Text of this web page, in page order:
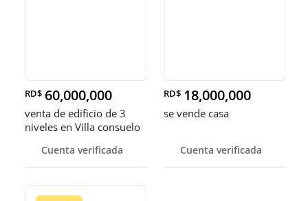
RD$ 60,000,000
venta de edificio de 3
niveles en Villa consuelo
Domingo
Cuenta verificada
RD$ 18,000,000
se vende casa
Cuenta verificada